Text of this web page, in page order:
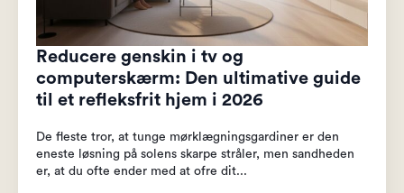
Reducere genskin i tv og
computerskærm: Den ultimative guide
til et refleksfrit hjem i 2026
De fleste tror, at tunge mørklægningsgardiner er den
eneste løsning på solens skarpe stråler, men sandheden
er, at du ofte ender med at ofre dit...